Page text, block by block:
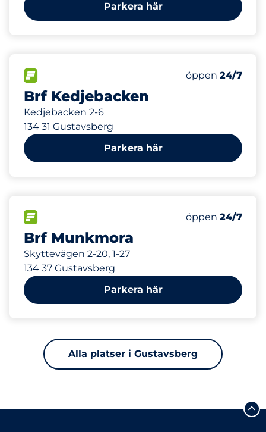
Parkera här
Brf Kedjebacken
Kedjebacken 2-6
134 31 Gustavsberg
Antal
Totalt antal
öppen 24/7
565 m
Parkera här
Brf Munkmora
Skyttevägen 2-20, 1-27
134 37 Gustavsberg
Antal
Totalt antal
öppen 24/7
616 m
Parkera här
Alla platser i Gustavsberg